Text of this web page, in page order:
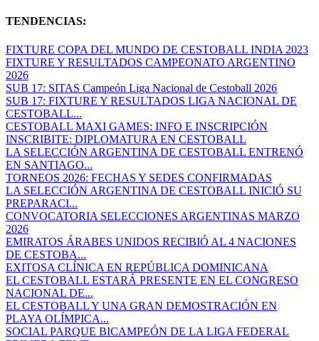
TENDENCIAS:
FIXTURE COPA DEL MUNDO DE CESTOBALL INDIA 2023
FIXTURE Y RESULTADOS CAMPEONATO ARGENTINO
2026
SUB 17: SITAS Campeón Liga Nacional de Cestoball 2026
SUB 17: FIXTURE Y RESULTADOS LIGA NACIONAL DE
CESTOBALL...
CESTOBALL MAXI GAMES: INFO E INSCRIPCIÓN
INSCRIBITE: DIPLOMATURA EN CESTOBALL
LA SELECCIÓN ARGENTINA DE CESTOBALL ENTRENÓ
EN SANTIAGO...
TORNEOS 2026: FECHAS Y SEDES CONFIRMADAS
LA SELECCIÓN ARGENTINA DE CESTOBALL INICIÓ SU
PREPARACI...
CONVOCATORIA SELECCIONES ARGENTINAS MARZO
2026
EMIRATOS ÁRABES UNIDOS RECIBIÓ AL 4 NACIONES
DE CESTOBA...
EXITOSA CLÍNICA EN REPÚBLICA DOMINICANA
EL CESTOBALL ESTARÁ PRESENTE EN EL CONGRESO
NACIONAL DE...
EL CESTOBALL Y UNA GRAN DEMOSTRACIÓN EN
PLAYA OLÍMPICA...
SOCIAL PARQUE BICAMPEÓN DE LA LIGA FEDERAL